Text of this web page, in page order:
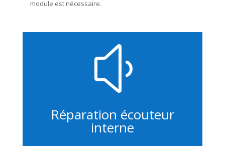
module est nécessaire.
y
Réparation écouteur
interne